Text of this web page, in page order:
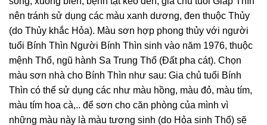
nên tránh sử dụng các màu xanh dương, đen thuộc Thủy
(do Thủy khắc Hỏa). Màu sơn hợp phong thủy với người
tuổi Bính Thìn Người Bính Thìn sinh vào năm 1976, thuộc
mệnh Thổ, ngũ hành Sa Trung Thổ (Đất pha cát). Chọn
màu sơn nhà cho Bính Thìn như sau: Gia chủ tuổi Bính
Thìn có thể sử dụng các như màu hồng, màu đỏ, màu tím,
màu tím hoa cà,.. để sơn cho căn phòng của mình vì
những màu này là màu tương sinh (do Hỏa sinh Thổ) sẽ